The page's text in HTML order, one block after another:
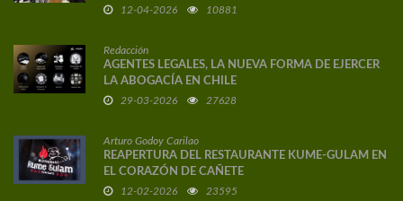
DE AUTOR
12-04-2026 10881
Redacción
AGENTES LEGALES, LA NUEVA FORMA DE EJERCER
LA ABOGACÍA EN CHILE
29-03-2026 27628
Arturo Godoy Carilao
REAPERTURA DEL RESTAURANTE KUME-GULAM EN
EL CORAZÓN DE CAÑETE
12-02-2026 23595